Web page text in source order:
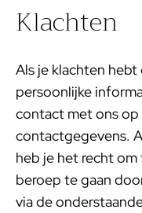
Klachten
Als je klachten hebt
persoonlijke
contact met ons
contactgegevens.
heb je het recht
beroep te gaan
via de